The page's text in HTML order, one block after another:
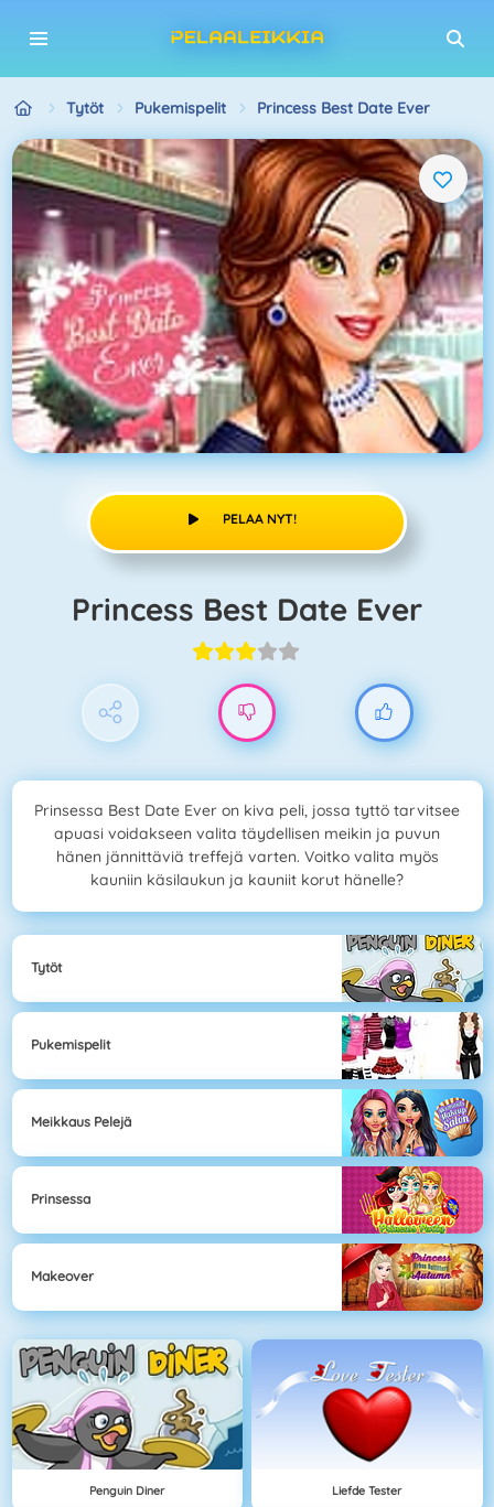
Tytöt Pukemispelit Princess Best Date Ever
PELAA NYT!
Princess Best Date Ever
Prinsessa Best Date Ever on kiva peli, jossa tyttö tarvitsee
apuasi voidakseen valita täydellisen meikin ja puvun
hänen jännittäviä treffejä varten. Voitko valita myös
kauniin käsilaukun ja kauniit korut hänelle?
Tytöt
Pukemispelit
Meikkaus Pelejä
Prinsessa
Makeover
Penguin Diner Liefde Tester